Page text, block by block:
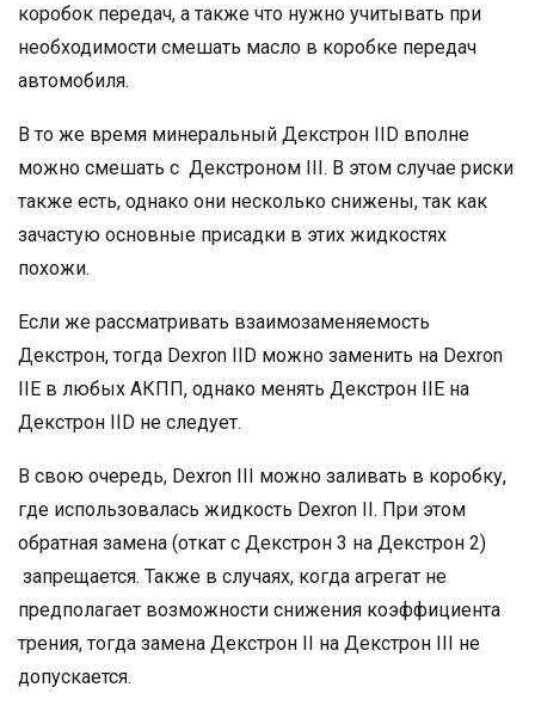
коробок передач, а также что нужно учитывать при
необходимости смешать масло в коробке передач
автомобиля.
В то же время минеральный Декстрон IID вполне
можно смешать с Декстроном III. В этом случае риски
также есть, однако они несколько снижены, так как
зачастую основные присадки в этих жидкостях
похожи.
Если же рассматривать взаимозаменяемость
Декстрон, тогда Dexron IID можно заменить на Dexron
IIE в любых АКПП, однако менять Декстрон IIE на
Декстрон IID не следует.
В свою очередь, Dexron III можно заливать в коробку,
где использовалась жидкость Dexron II. При этом
обратная замена (откат с Декстрон 3 на Декстрон 2)
запрещается. Также в случаях, когда агрегат не
предполагает возможности снижения коэффициента
трения, тогда замена Декстрон II на Декстрон III не
допускается.